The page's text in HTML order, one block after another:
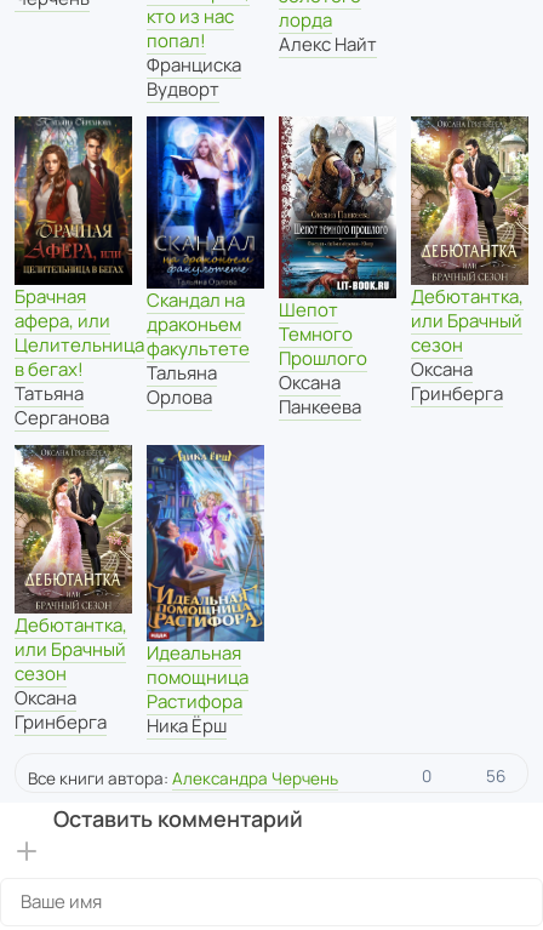
кто из нас
попал!
Франциска
Вудворт
лорда
Алекс Найт
Брачная
афера, или
Целительница
в бегах!
Татьяна
Серганова
Скандал на
драконьем
факультете
Тальяна
Орлова
Шепот
Темного
Прошлого
Оксана
Панкеева
Дебютантка,
или Брачный
сезон
Оксана
Гринберга
Дебютантка,
или Брачный
сезон
Оксана
Гринберга
Идеальная
помощница
Растифора
Ника Ёрш
Все книги автора: Александра Черчень 0 56
Оставить комментарий